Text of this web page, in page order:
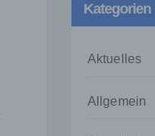
Kategorien
Aktuelles
Allgemein